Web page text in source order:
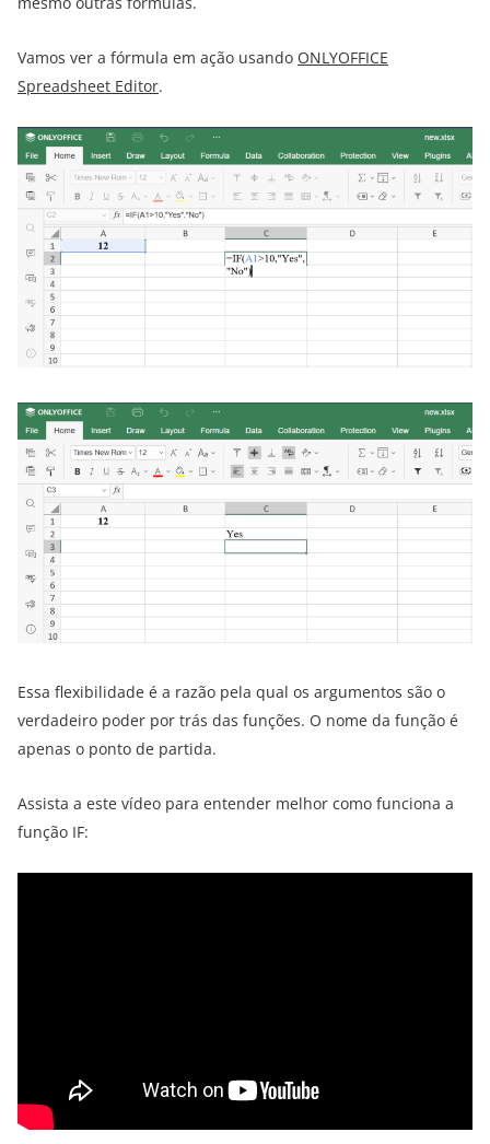
Vamos ver a fórmula em ação usando ONLYOFFICE
Spreadsheet Editor.
Essa flexibilidade é a razão pela qual os argumentos são o
verdadeiro poder por trás das funções. O nome da função é
apenas o ponto de partida.
Assista a este vídeo para entender melhor como funciona a
função IF: